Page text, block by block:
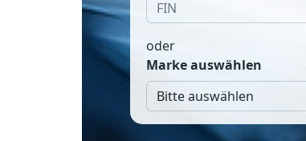
oder
Marke auswählen